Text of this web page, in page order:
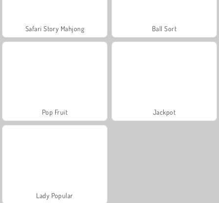
Safari Story Mahjong Ball Sort
Pop Fruit Jackpot
Lady Popular